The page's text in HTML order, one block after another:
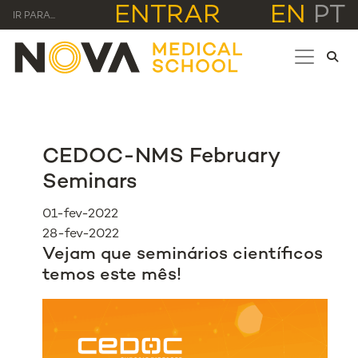
IR PARA... ENTRAR EN PT
CEDOC-NMS February
Seminars
01-fev-2022
28-fev-2022
Vejam que seminários científicos
temos este mês!